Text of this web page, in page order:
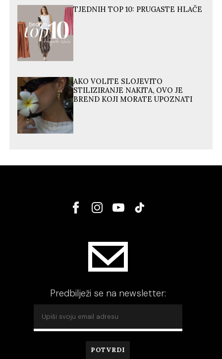
TJEDNIH TOP 10: PRUGASTE HLAČE
AKO VOLITE SLOJEVITO
STILIZIRANJE NAKITA, OVO JE
BREND KOJI MORATE UPOZNATI
Predbilježi se na newsletter: